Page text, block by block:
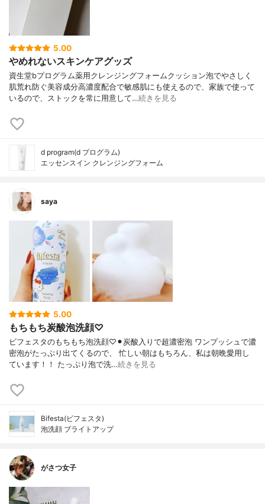
5.00
やめれないスキンケアグッズ
資生堂bプログラム薬用クレンジングフォームクッション泡でやさしく
肌荒れ防ぐ美容成分高濃度配合で敏感肌にも使えるので、家族で使って
いるので、ストックを常に用意して…続きを見る
d program(d プログラム)
エッセンスイン クレンジングフォーム
saya
5.00
もちもち炭酸泡洗顔♡
ビフェスタのもちもち泡洗顔♡⚫︎炭酸入りで超濃密泡 ワンプッシュで濃
密泡がたっぷり出てくるので、 忙しい朝はもちろん、私は朝晩愛用し
ています！！ たっぷり泡で洗…続きを見る
Bifesta(ビフェスタ)
泡洗顔 ブライトアップ
がさつ女子